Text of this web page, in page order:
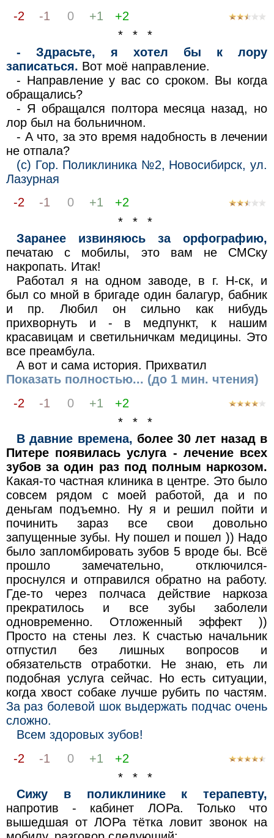
-2
-1 0 +1
+2
* * *
- Здрасьте, я хотел бы к лору
записаться. Вот моё направление.
- Направление у вас со сроком. Вы когда
обращались?
- Я обращался полтора месяца назад, но
лор был на больничном.
- А что, за это время надобность в лечении
не отпала?
(с) Гор. Поликлиника №2, Новосибирск, ул.
Лазурная
-2
-1 0 +1
+2
* * *
Заранее извиняюсь за орфографию,
печатаю с мобилы, это вам не СМСку
накропать. Итак!
Pаботал я на одном заводе, в г. Н-ск, и
был со мной в бригаде один балагур, бабник
и пр. Любил он сильно как нибудь
прихворнуть и - в медпункт, к нашим
красавицам и светильничкам медицины. Это
все преамбула.
А вот и сама история. Прихватил
Показать полностью... (до 1 мин. чтения)
-2
-1 0 +1
+2
* * *
В давние времена, более 30 лет назад в
Питере появилась услуга - лечение всех
зубов за один раз под полным наркозом.
Какая-то частная клиника в центре. Это было
совсем рядом с моей работой, да и по
деньгам подъемно. Ну я и решил пойти и
починить зараз все свои довольно
запущенные зубы. Ну пошел и пошел )) Надо
было запломбировать зубов 5 вроде бы. Всё
прошло замечательно, отключился-
проснулся и отправился обратно на работу.
Где-то через полчаса действие наркоза
прекратилось и все зубы заболели
одновременно. Отложенный эффект ))
Просто на стены лез. К счастью начальник
отпустил без лишных вопросов и
обязательств отработки. Не знаю, еть ли
подобная услуга сейчас. Но есть ситуации,
когда хвост собаке лучше рубить по частям.
За раз болевой шок выдержать подчас очень
сложно.
Всем здоровых зубов!
-2
-1 0 +1
+2
* * *
Сижу в поликлинике к терапевту,
напротив - кабинет ЛОРа. Только что
вышедшая от ЛОРа тётка ловит звонок на